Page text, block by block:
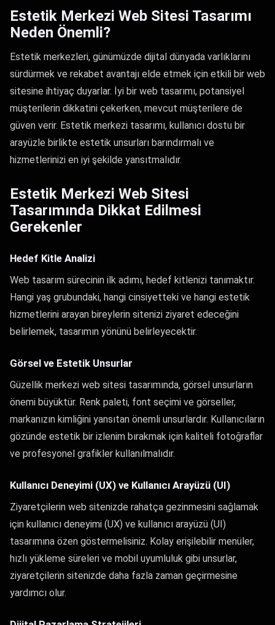
Estetik Merkezi Web Sitesi Tasarımı
Neden Önemli?
Estetik merkezleri, günümüzde dijital dünyada varlıklarını
sürdürmek ve rekabet avantajı elde etmek için etkili bir web
sitesine ihtiyaç duyarlar. İyi bir web tasarımı, potansiyel
müşterilerin dikkatini çekerken, mevcut müşterilere de
güven verir. Estetik merkezi tasarımı, kullanıcı dostu bir
arayüzle birlikte estetik unsurları barındırmalı ve
hizmetlerinizi en iyi şekilde yansıtmalıdır.
Estetik Merkezi Web Sitesi
Tasarımında Dikkat Edilmesi
Gerekenler
Hedef Kitle Analizi
Web tasarım sürecinin ilk adımı, hedef kitlenizi tanımaktır.
Hangi yaş grubundaki, hangi cinsiyetteki ve hangi estetik
hizmetlerini arayan bireylerin sitenizi ziyaret edeceğini
belirlemek, tasarımın yönünü belirleyecektir.
Görsel ve Estetik Unsurlar
Güzellik merkezi web sitesi tasarımında, görsel unsurların
önemi büyüktür. Renk paleti, font seçimi ve görseller,
markanızın kimliğini yansıtan önemli unsurlardır. Kullanıcıların
gözünde estetik bir izlenim bırakmak için kaliteli fotoğraflar
ve profesyonel grafikler kullanılmalıdır.
Kullanıcı Deneyimi (UX) ve Kullanıcı Arayüzü (UI)
Ziyaretçilerin web sitenizde rahatça gezinmesini sağlamak
için kullanıcı deneyimi (UX) ve kullanıcı arayüzü (UI)
tasarımına özen göstermelisiniz. Kolay erişilebilir menüler,
hızlı yükleme süreleri ve mobil uyumluluk gibi unsurlar,
ziyaretçilerin sitenizde daha fazla zaman geçirmesine
yardımcı olur.